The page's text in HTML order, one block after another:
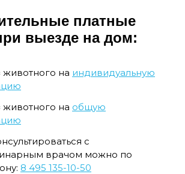
платные
выезде на дом:
на индивидуальную
на общую
с
врачом можно по
8 495 135-10-50